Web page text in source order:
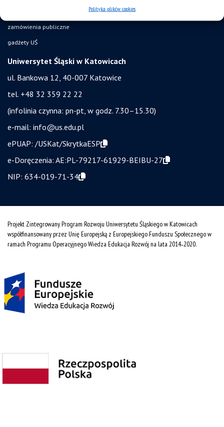
Polityka plików cookies
ochrona danych osobowych i klauzule RODO
zamówienia publiczne
gadżety UŚ
Uniwersytet Śląski w Katowicach
ul. Bankowa 12, 40-007 Katowice
tel. +48 32 359 22 22
(infolinia czynna: pn-pt, w godz. 7.30–15.30)
e-mail: info@us.edu.pl
ePUAP: /USKat/SkrytkaESP
e-Doręczenia: AE:PL-79217-61929-BEIBU-27
NIP: 634-019-71-34
Projekt Zintegrowany Program Rozwoju Uniwersytetu Śląskiego w Katowicach
współfinansowany przez Unię Europejską z Europejskiego Funduszu Społecznego w
ramach Programu Operacyjnego Wiedza Edukacja Rozwój na lata 2014˗2020.